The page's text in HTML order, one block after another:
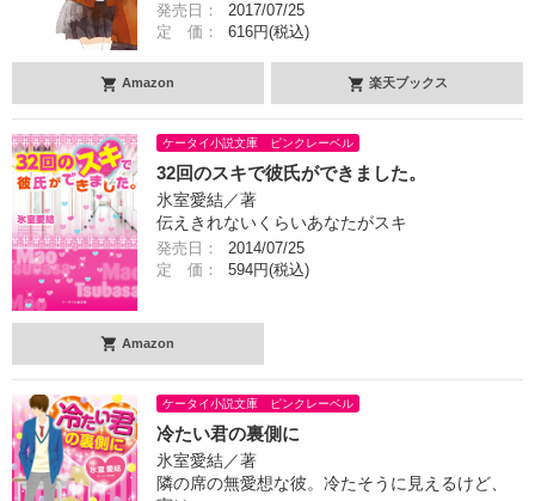
発売日：
2017/07/25
定 価：
616円(税込)
Amazon 楽天ブックス
ケータイ小説文庫 ピンクレーベル
32回のスキで彼氏ができました。
氷室愛結／著
伝えきれないくらいあなたがスキ
発売日：
2014/07/25
定 価：
594円(税込)
Amazon
ケータイ小説文庫 ピンクレーベル
冷たい君の裏側に
氷室愛結／著
隣の席の無愛想な彼。冷たそうに見えるけど、